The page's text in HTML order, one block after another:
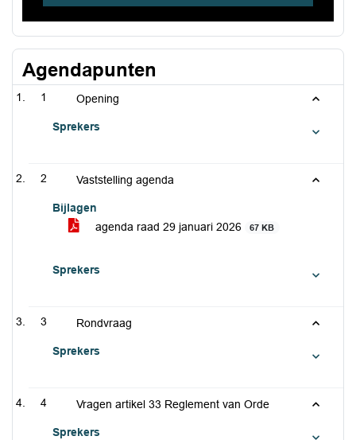
Agendapunten
1 Opening
Sprekers
2 Vaststelling agenda
Bijlagen
agenda raad 29 januari 2026
67 KB
Sprekers
3 Rondvraag
Sprekers
4 Vragen artikel 33 Reglement van Orde
Sprekers